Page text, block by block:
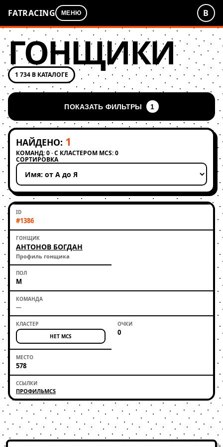
FATRACING МЕНЮ В
ГОНЩИКИ
1 734 В КАТАЛОГЕ
ПОКАЗАТЬ ФИЛЬТРЫ 1
НАЙДЕНО: 1
КОМАНД: 0 · С КЛАСТЕРОМ MCS: 0
СОРТИРОВКА
Применить сортировку
#1386
АНТОНОВ БОГДАН
Профиль гонщика
М
—
НЕТ MCS 0
578
ПРОФИЛЬMCS